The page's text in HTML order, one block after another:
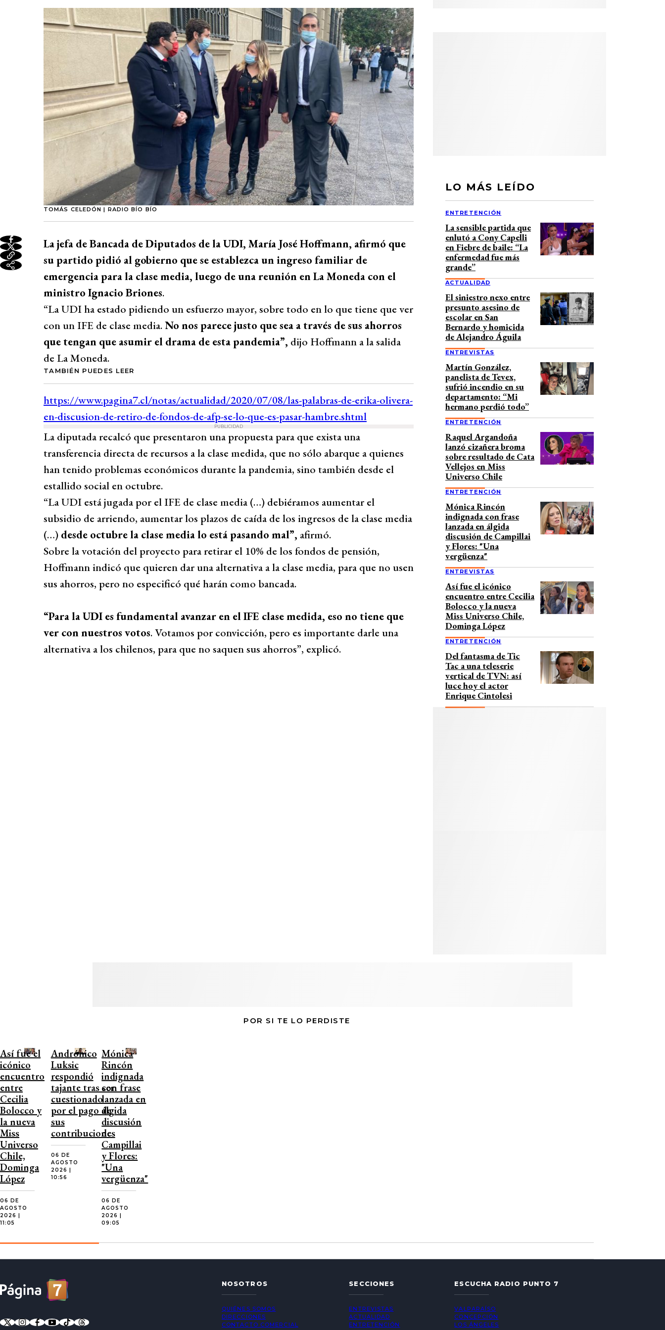
TOMÁS CELEDÓN | RADIO BÍO BÍO
La jefa de Bancada de Diputados de la UDI, María José Hoffmann, afirmó que
su partido pidió al gobierno que se establezca un ingreso familiar de
emergencia para la clase media, luego de una reunión en La Moneda con el
ministro Ignacio Briones.
“La UDI ha estado pidiendo un esfuerzo mayor, sobre todo en lo que tiene que ver
con un IFE de clase media.No nos parece justo que sea a través de sus ahorros
que tengan que asumir el drama de esta pandemia”, dijo Hoffmann a la salida
de La Moneda.
TAMBIÉN PUEDES LEER
PUBLICIDAD
La diputada recalcó que presentaron una propuesta para que exista una
transferencia directa de recursos a la clase medida, que no sólo abarque a quienes
han tenido problemas económicos durante la pandemia, sino también desde el
estallido social en octubre.
“La UDI está jugada por el IFE de clase media (…) debiéramos aumentar el
subsidio de arriendo, aumentar los plazos de caída de los ingresos de la clase media
(…) desde octubre la clase media lo está pasando mal”, afirmó.
Sobre la votación del proyecto para retirar el 10% de los fondos de pensión,
Hoffmann indicó que quieren dar una alternativa a la clase media, para que no usen
sus ahorros, pero no especificó qué harán como bancada.
“Para la UDI es fundamental avanzar en el IFE clase medida, eso no tiene que
ver con nuestros votos. Votamos por convicción, pero es importante darle una
alternativa a los chilenos, para que no saquen sus ahorros”, explicó.
LO MÁS LEÍDO
ENTRETENCIÓN
La sensible partida que
enlutó a Cony Capelli
en Fiebre de baile: “La
enfermedad fue más
grande”
ACTUALIDAD
El siniestro nexo entre
presunto asesino de
escolar en San
Bernardo y homicida
de Alejandro Águila
ENTREVISTAS
Martín González,
panelista de Tevex,
sufrió incendio en su
departamento: “Mi
hermano perdió todo”
ENTRETENCIÓN
Raquel Argandoña
lanzó cizañera broma
sobre resultado de Cata
Vellejos en Miss
Universo Chile
ENTRETENCIÓN
Mónica Rincón
indignada con frase
lanzada en álgida
discusión de Campillai
y Flores: "Una
vergüenza"
ENTREVISTAS
Así fue el icónico
encuentro entre Cecilia
Bolocco y la nueva
Miss Universo Chile,
Dominga López
ENTRETENCIÓN
Del fantasma de Tic
Tac a una teleserie
vertical de TVN: así
luce hoy el actor
Enrique Cintolesi
POR SI TE LO PERDISTE
Así fue el
icónico
encuentro
entre
Cecilia
Bolocco y
la nueva
Miss
Universo
Chile,
Dominga
López
06 DE
AGOSTO
2026 |
11:05
Andrónico
Luksic
respondió
tajante tras ser
cuestionado
por el pago de
sus
contribuciones
06 DE
AGOSTO
2026 |
10:56
Mónica
Rincón
indignada
con frase
lanzada en
álgida
discusión
de
Campillai
y Flores:
"Una
vergüenza"
06 DE
AGOSTO
2026 |
09:05
NOSOTROS
QUIÉNES SOMOS
DIRECCIONES
CONTACTO COMERCIAL
SECCIONES
ENTREVISTAS
ACTUALIDAD
ENTRETENCIÓN
ESCUCHA RADIO PUNTO 7
VALPARAÍSO
CONCEPCIÓN
LOS ÁNGELES